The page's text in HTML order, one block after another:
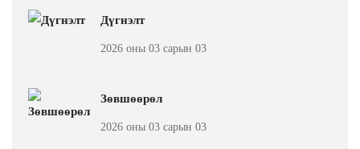
Дүгнэлт
2026 оны 03 сарын 03
Зөвшөөрөл
2026 оны 03 сарын 03